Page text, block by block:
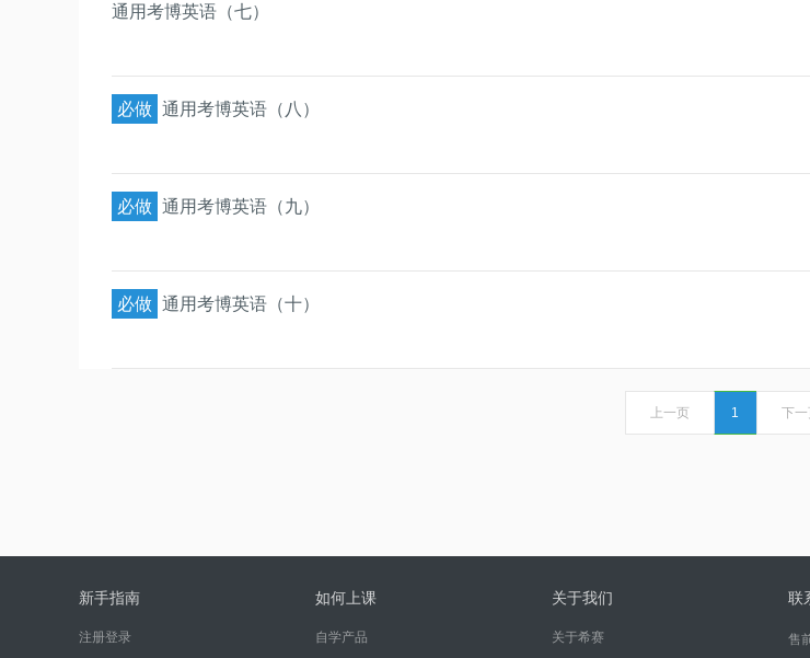
通用考博英语（七）
必做 通用考博英语（八）
必做 通用考博英语（九）
必做 通用考博英语（十）
上一页 1 下一
新手指南
注册登录
如何上课
自学产品
关于我们
关于希赛
联
售